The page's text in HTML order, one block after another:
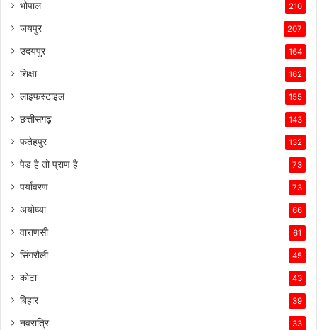
भोपाल 210
जयपुर 207
उदयपुर 164
शिक्षा 162
लाइफस्टाइल 155
छत्तीसगढ़ 143
फतेहपुर 132
पेड़ है तो प्राण है 73
पर्यावरण 73
अयोध्या 66
वाराणसी 61
सिंगरौली 45
कोटा 43
बिहार 39
नवरात्रि 33